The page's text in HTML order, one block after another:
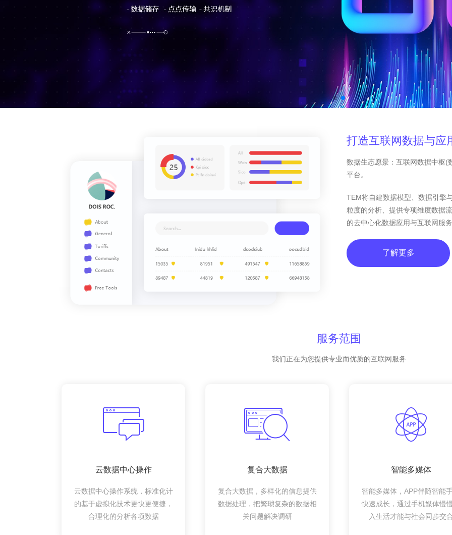
打造互联网数据与应
数据生态愿景：互联网数据中枢(
平台。
TEM将自建数据模型、数据引擎
粒度的分析、提供专项维度数据
的去中心化数据应用与互联网服
了解更多
服务范围
我们正在为您提供专业而优质的互联网服务
云数据中心操作
云数据中心操作系统，标准化计
的基于虚拟化技术更快更便捷，
合理化的分析各项数据
复合大数据
复合大数据，多样化的信息提供
数据处理，把繁琐复杂的数据相
关问题解决调研
智能多媒体
智能多媒体，APP伴随智能
快速成长，通过手机媒体慢
入生活才能与社会同步交